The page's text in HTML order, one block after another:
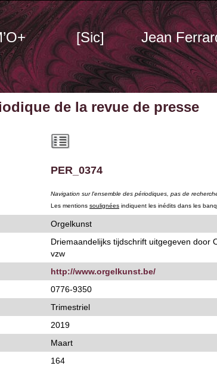
[Sic] Jean
de la revue de presse
PER_0374
Navigation sur l'ensemble des périodiques, pas de
Les mentions soulignées indiquent les inédits dans les
Orgelkunst
Driemaandelijks tijdschrift uitgegeven door
vzw
http://www.orgelkunst.be/
0776-9350
Trimestriel
2019
Maart
164